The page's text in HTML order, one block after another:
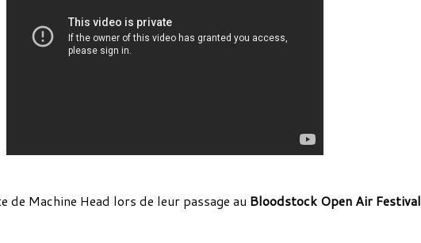
Machine Head lors de leur passage au Bloodstock Open Air Festival